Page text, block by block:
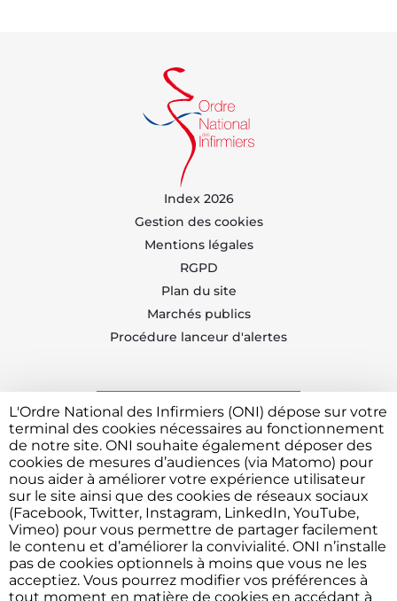
Index 2026
Gestion des cookies
Mentions légales
RGPD
Plan du site
Marchés publics
Procédure lanceur d'alertes
Trouvez votre CDOI
Contacter l'ONI
Vous avez besoin de déposer une plainte ou faire un
signalement devant l'Ordre ?Cliquez ici
L'Ordre National des Infirmiers (ONI) dépose sur votre
terminal des cookies nécessaires au fonctionnement
de notre site. ONI souhaite également déposer des
cookies de mesures d’audiences (via Matomo) pour
nous aider à améliorer votre expérience utilisateur
sur le site ainsi que des cookies de réseaux sociaux
(Facebook, Twitter, Instagram, LinkedIn, YouTube,
Vimeo) pour vous permettre de partager facilement
le contenu et d’améliorer la convivialité. ONI n’installe
pas de cookies optionnels à moins que vous ne les
acceptiez. Vous pourrez modifier vos préférences à
tout moment en matière de cookies en accédant à